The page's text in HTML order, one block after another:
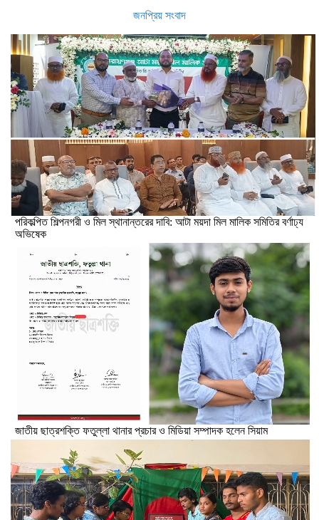
জনপ্রিয় সংবাদ
পরিকল্পিত শিল্পনগরী ও মিল স্থানান্তরের দাবি: আটা ময়দা মিল মালিক সমিতির বর্ণাঢ্য
অভিষেক
জাতীয় ছাত্রশক্তি ফতুল্লা থানার প্রচার ও মিডিয়া সম্পাদক হলেন সিয়াম